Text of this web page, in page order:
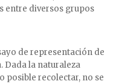
entre diversos grupos
de representación de
Dada la naturaleza
posible recolectar, no se